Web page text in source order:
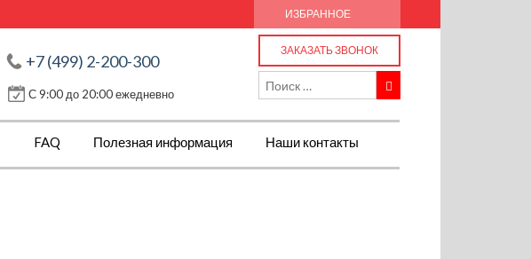
ИЗБРАННОЕ
+7 (499) 2-200-300
С 9:00 до 20:00 ежедневно
ЗАКАЗАТЬ ЗВОНОК
FAQ Полезная информация Наши контакты